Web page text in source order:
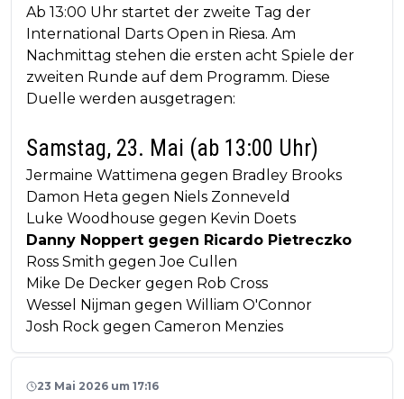
Ab 13:00 Uhr startet der zweite Tag der
International Darts Open in Riesa. Am
Nachmittag stehen die ersten acht Spiele der
zweiten Runde auf dem Programm. Diese
Duelle werden ausgetragen:
Samstag, 23. Mai (ab 13:00 Uhr)
Jermaine Wattimena gegen Bradley Brooks
Damon Heta gegen Niels Zonneveld
Luke Woodhouse gegen Kevin Doets
Danny Noppert gegen Ricardo Pietreczko
Ross Smith gegen Joe Cullen
Mike De Decker gegen Rob Cross
Wessel Nijman gegen William O'Connor
Josh Rock gegen Cameron Menzies
23 Mai 2026 um 17:16